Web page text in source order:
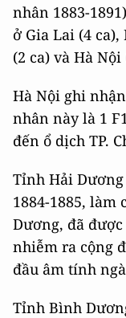
nhân 1883-
ở Gia Lai (4
(2 ca) và Hà Nội
Hà Nội ghi
nhân này là 1
đến ổ dịch TP.
Tỉnh Hải
1884-1885, làm
Dương, đã
nhiễm ra cộng
đầu âm tính
Tỉnh Bình